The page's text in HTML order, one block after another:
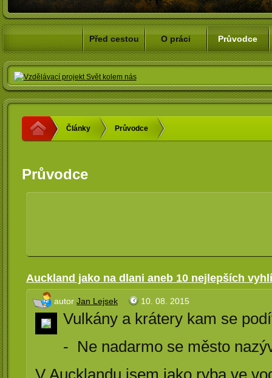
Před cestou O práci Průvodce
Články Průvodce
Průvodce
Auckland jako na dlani aneb 10 nejlepších
autor Jan Lejsek 10. 08. 2015
Vulkány a krátery kam se
- Ne nadarmo se město
V Aucklandu jsem jako ryba ve